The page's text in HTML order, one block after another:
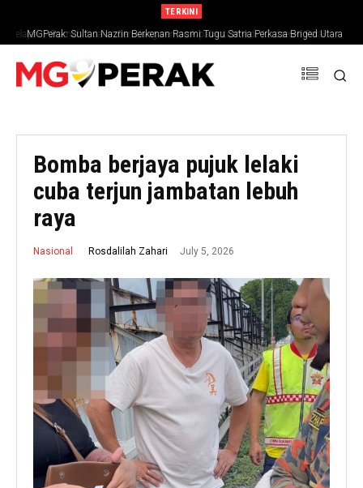
TERKINI
Jelajah 1 Rumah 1 Jalur Gemilang semarak patriotisme di 12 daerah Perak
MGPerak: Sultan Nazrin Berkenan Rasmi Tugu Satria Perkasa Briged Utara
PGA
Bomba berjaya pujuk lelaki
cuba terjun jambatan lebuh
raya
Nasional Rosdalilah Zahari July 5, 2026